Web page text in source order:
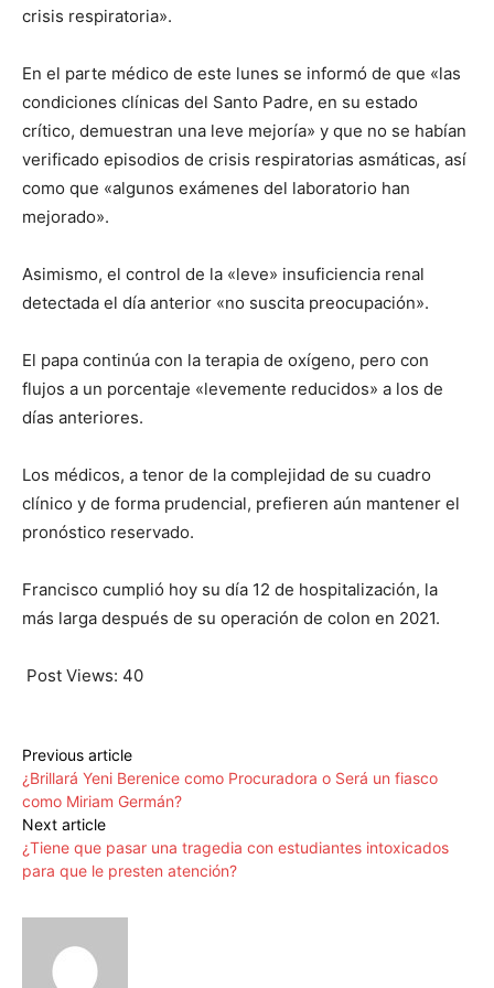
crisis respiratoria».
En el parte médico de este lunes se informó de que «las
condiciones clínicas del Santo Padre, en su estado
crítico, demuestran una leve mejoría» y que no se habían
verificado episodios de crisis respiratorias asmáticas, así
como que «algunos exámenes del laboratorio han
mejorado».
Asimismo, el control de la «leve» insuficiencia renal
detectada el día anterior «no suscita preocupación».
El papa continúa con la terapia de oxígeno, pero con
flujos a un porcentaje «levemente reducidos» a los de
días anteriores.
Los médicos, a tenor de la complejidad de su cuadro
clínico y de forma prudencial, prefieren aún mantener el
pronóstico reservado.
Francisco cumplió hoy su día 12 de hospitalización, la
más larga después de su operación de colon en 2021.
Post Views: 40
Previous article
¿Brillará Yeni Berenice como Procuradora o Será un fiasco
como Miriam Germán?
Next article
¿Tiene que pasar una tragedia con estudiantes intoxicados
para que le presten atención?